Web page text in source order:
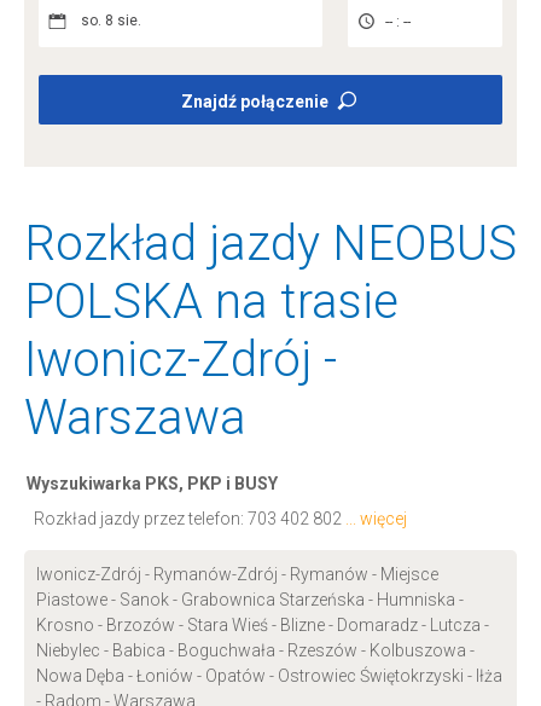
so. 8 sie. -- : --
Znajdź połączenie
Rozkład jazdy NEOBUS
POLSKA na trasie
Iwonicz-Zdrój -
Warszawa
Wyszukiwarka PKS, PKP i BUSY
Rozkład jazdy przez telefon: 703 402 802 ... więcej
Iwonicz-Zdrój - Rymanów-Zdrój - Rymanów - Miejsce
Piastowe - Sanok - Grabownica Starzeńska - Humniska -
Krosno - Brzozów - Stara Wieś - Blizne - Domaradz - Lutcza -
Niebylec - Babica - Boguchwała - Rzeszów - Kolbuszowa -
Nowa Dęba - Łoniów - Opatów - Ostrowiec Świętokrzyski - Iłża
- Radom - Warszawa